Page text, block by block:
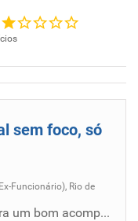
sem foco, só
Funcionário), Rio de
Gerente sem foco em reuniões para um bom acompanhamento do processo como um todo. Mostrava os erros que exisitam e como...